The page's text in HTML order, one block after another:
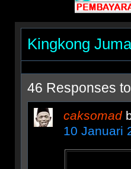
Kingkong
46 Responses to
caksomad
10 Januari